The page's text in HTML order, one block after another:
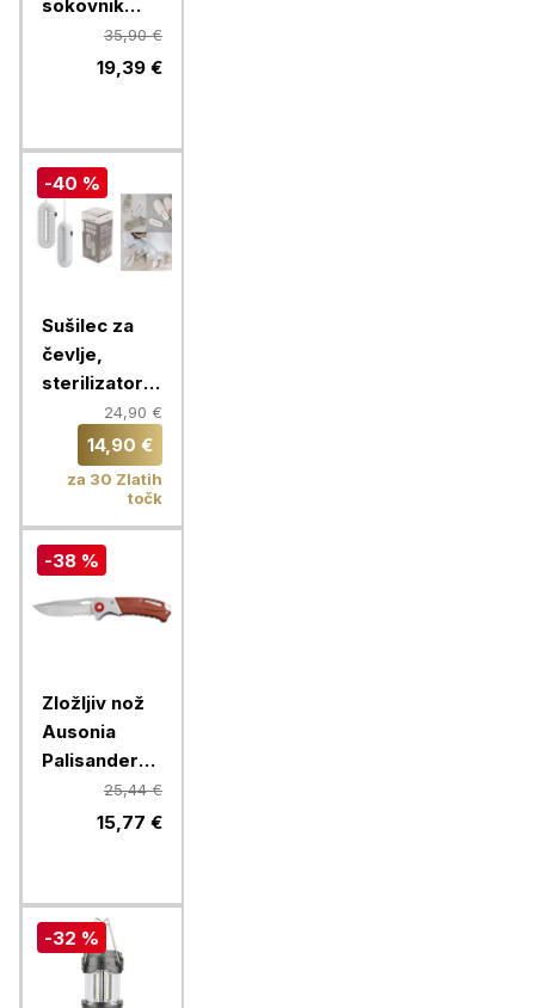
sokovnik
Vitamer35,90 €
19,39 €
-40 %
Sušilec za
čevlje,
sterilizator z
vgrajenim
časovnikom,
Chameleon
24,90 €
14,90 €
za 30 Zlatih
točk
-38 %
Zložljiv nož
Ausonia
Palisander
25,44 €
15,77 €
-32 %